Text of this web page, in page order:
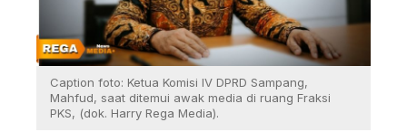
Caption foto: Ketua Komisi IV DPRD Sampang,
Mahfud, saat ditemui awak media di ruang Fraksi
PKS, (dok. Harry Rega Media).